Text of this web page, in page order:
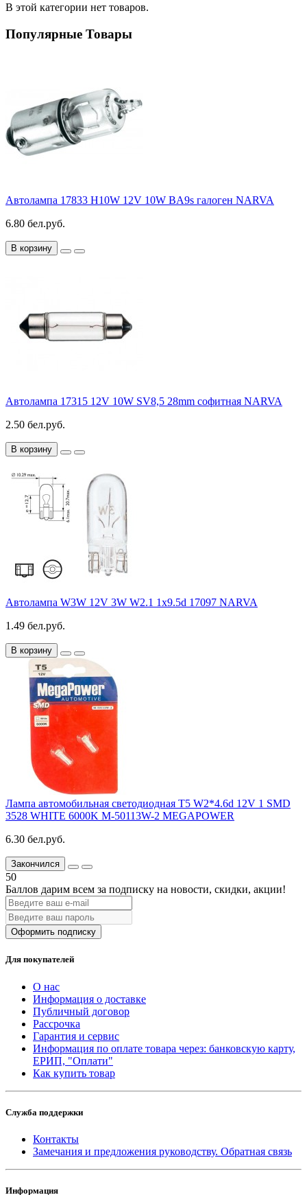
В этой категории нет товаров.
Популярные Товары
Автолампа 17833 H10W 12V 10W BA9s галоген NARVA
6.80 бел.руб.
В корзину
Автолампа 17315 12V 10W SV8,5 28mm софитная NARVA
2.50 бел.руб.
В корзину
Автолампа W3W 12V 3W W2.1 1x9.5d 17097 NARVA
1.49 бел.руб.
В корзину
Лампа автомобильная светодиодная T5 W2*4.6d 12V 1 SMD
3528 WHITE 6000K M-50113W-2 MEGAPOWER
6.30 бел.руб.
Закончился
50
Баллов дарим всем за подписку на новости, скидки, акции!
Оформить подписку
Для покупателей
О нас
Информация о доставке
Публичный договор
Рассрочка
Гарантия и сервис
Информация по оплате товара через: банковскую карту,
ЕРИП, "Оплати"
Как купить товар
Служба поддержки
Контакты
Замечания и предложения руководству. Обратная связь
Информация